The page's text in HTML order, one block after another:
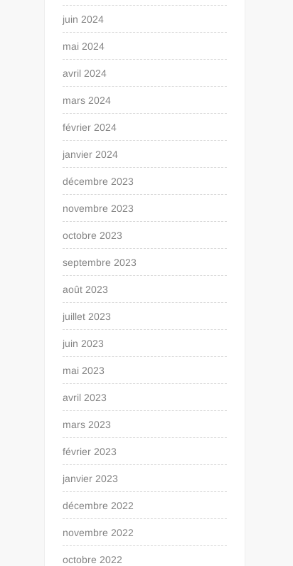
juin 2024
mai 2024
avril 2024
mars 2024
février 2024
janvier 2024
décembre 2023
novembre 2023
octobre 2023
septembre 2023
août 2023
juillet 2023
juin 2023
mai 2023
avril 2023
mars 2023
février 2023
janvier 2023
décembre 2022
novembre 2022
octobre 2022